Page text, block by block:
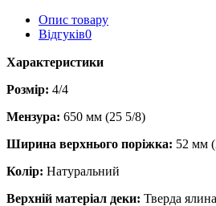
Опис товару
Відгуків0
Характеристики
Розмір: 4/4
Мензура: 650 мм (25 5/8)
Ширина верхнього поріжка: 52 мм
Колір: Натуральний
Верхній матеріал деки: Тверда ялина